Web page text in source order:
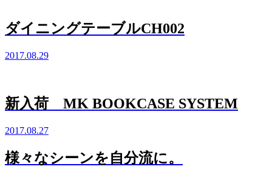
ダイニングテーブルCH002
2017.08.29
新入荷 MK BOOKCASE SYSTEM
2017.08.27
様々なシーンを自分流に。